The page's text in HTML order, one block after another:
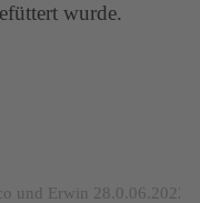
wurde.
und Erwin 28.0.06.2022